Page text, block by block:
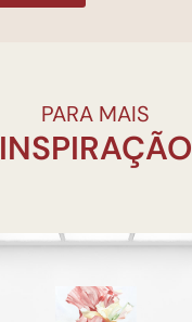
PARA MAIS
INSPIRAÇÃO